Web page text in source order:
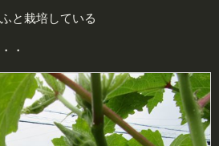
と栽培している
・